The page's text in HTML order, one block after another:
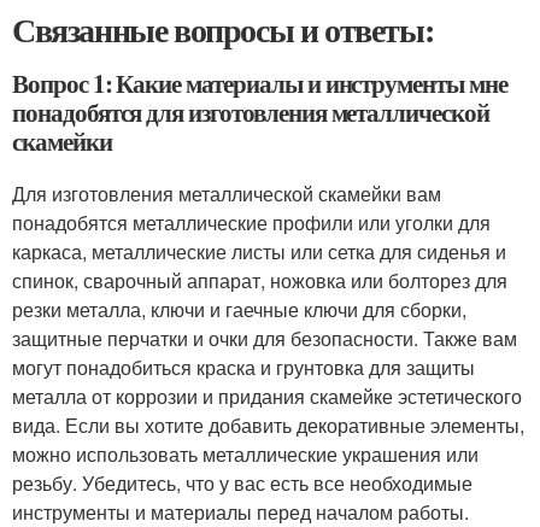
Связанные вопросы и ответы:
Вопрос 1: Какие материалы и инструменты мне
понадобятся для изготовления металлической
скамейки
Для изготовления металлической скамейки вам
понадобятся металлические профили или уголки для
каркаса, металлические листы или сетка для сиденья и
спинок, сварочный аппарат, ножовка или болторез для
резки металла, ключи и гаечные ключи для сборки,
защитные перчатки и очки для безопасности. Также вам
могут понадобиться краска и грунтовка для защиты
металла от коррозии и придания скамейке эстетического
вида. Если вы хотите добавить декоративные элементы,
можно использовать металлические украшения или
резьбу. Убедитесь, что у вас есть все необходимые
инструменты и материалы перед началом работы.